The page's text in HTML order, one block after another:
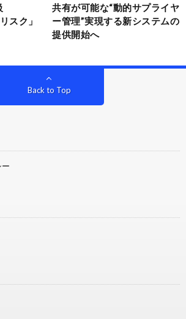
スク」
共有が可能な“動的サプライヤ
ー管理”実現する新システムの
提供開始へ
Back to Top